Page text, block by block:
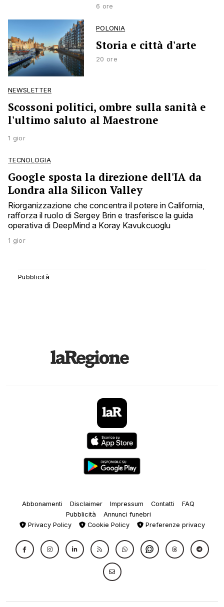
6 ore
POLONIA
Storia e città d'arte
20 ore
NEWSLETTER
Scossoni politici, ombre sulla sanità e
l'ultimo saluto al Maestrone
1 gior
TECNOLOGIA
Google sposta la direzione dell'IA da
Londra alla Silicon Valley
Riorganizzazione che concentra il potere in California,
rafforza il ruolo di Sergey Brin e trasferisce la guida
operativa di DeepMind a Koray Kavukcuoglu
1 gior
Abbonamenti Disclaimer Impressum Contatti
FAQ
Pubblicità
Annunci funebri
Privacy Policy
Cookie Policy Preferenze privacy